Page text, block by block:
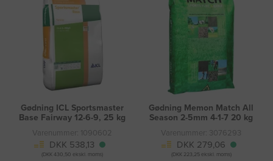
Gødning ICL Sportsmaster
Base Fairway 12-6-9, 25 kg
Varenummer: 1090602
DKK 538,13
(DKK 430,50 ekskl. moms)
Gødning Memon Match All
Season 2-5mm 4-1-7 20 kg
Varenummer: 3076293
DKK 279,06
(DKK 223,25 ekskl. moms)